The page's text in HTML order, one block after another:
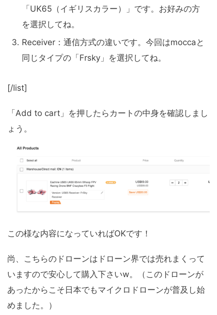
「UK65（イギリスカラー）」です。お好みの方
を選択してね。
Receiver：通信方式の違いです。今回はmoccaと
同じタイプの「Frsky」を選択してね。
[/list]
「Add to cart」を押したらカートの中身を確認しまし
ょう。
この様な内容になっていればOKです！
尚、こちらのドローンはドローン界では売れまくって
いますので安心して購入下さいw。（このドローンが
あったからこそ日本でもマイクロドローンが普及し始
めました。）